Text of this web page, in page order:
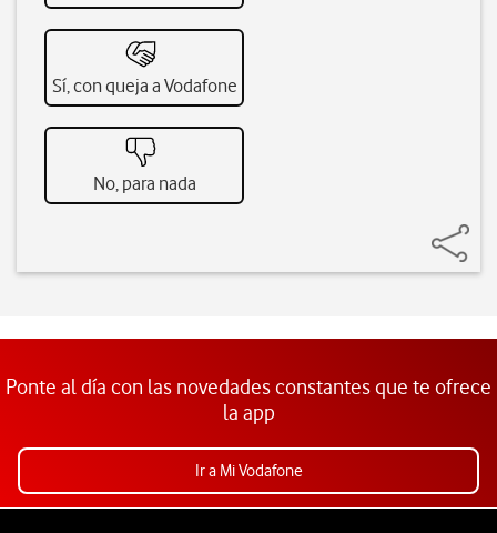
Sí, con queja a Vodafone
No, para nada
Ponte al día con las novedades constantes que te ofrece
la app
Ir a Mi Vodafone